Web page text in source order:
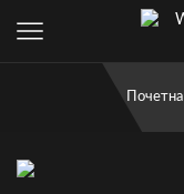
Почетна